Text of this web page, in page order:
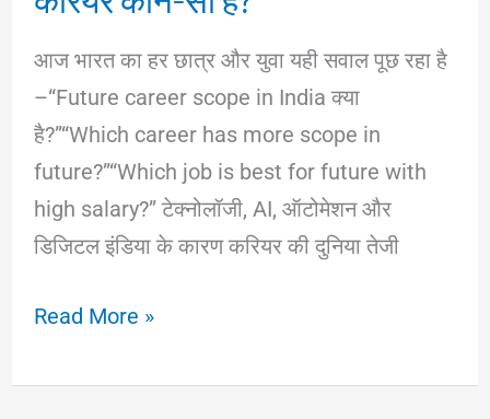
आज भारत का हर छात्र और युवा यही सवाल पूछ रहा है
–“Future career scope in India क्या
है?”“Which career has more scope in
future?”“Which job is best for future with
high salary?” टेक्नोलॉजी, AI, ऑटोमेशन और
डिजिटल इंडिया के कारण करियर की दुनिया तेजी
Future
Scope
Read More »